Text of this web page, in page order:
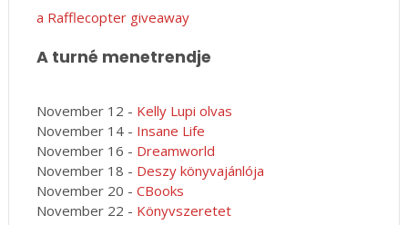
a Rafflecopter giveaway
A turné menetrendje
November 12 - Kelly Lupi olvas
November 14 - Insane Life
November 16 - Dreamworld
November 18 - Deszy könyvajánlója
November 20 - CBooks
November 22 - Könyvszeretet